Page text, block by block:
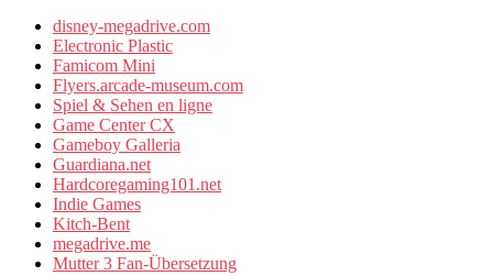
disney-megadrive.com
Electronic Plastic
Famicom Mini
Flyers.arcade-museum.com
Spiel & Sehen en ligne
Game Center CX
Gameboy Galleria
Guardiana.net
Hardcoregaming101.net
Indie Games
Kitch-Bent
megadrive.me
Mutter 3 Fan-Übersetzung